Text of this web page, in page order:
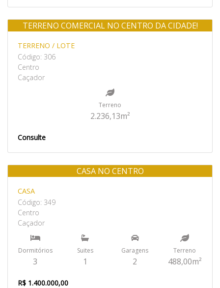
Venda
TERRENO COMERCIAL NO CENTRO DA CIDADE!
TERRENO / LOTE
Código: 306
Centro
Caçador
Terreno
2.236,13m²
Consulte
Venda
CASA NO CENTRO
CASA
Código: 349
Centro
Caçador
Dormitórios
3
Suites
1
Garagens
2
Terreno
488,00m²
R$ 1.400.000,00